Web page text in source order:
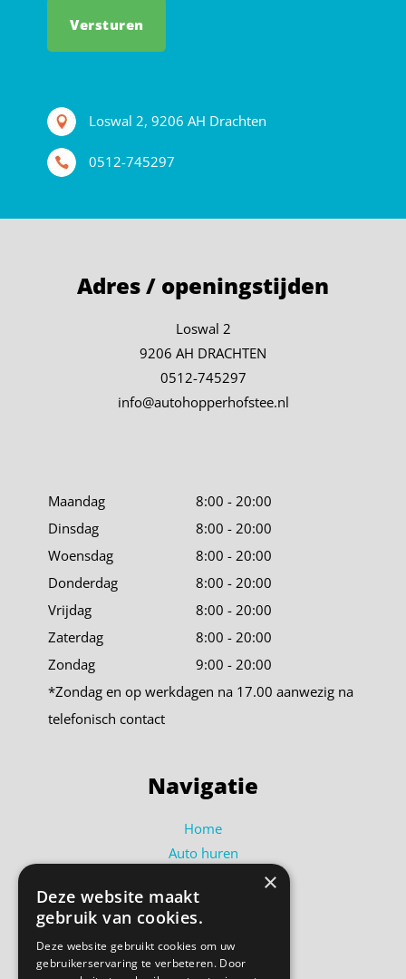
Loswal 2, 9206 AH Drachten
0512-745297
Adres / openingstijden
Loswal 2
9206 AH DRACHTEN
0512-745297
info@autohopperhofstee.nl
Maandag
8:00 - 20:00
Dinsdag
8:00 - 20:00
Woensdag
8:00 - 20:00
Donderdag
8:00 - 20:00
Vrijdag
8:00 - 20:00
Zaterdag
8:00 - 20:00
Zondag
9:00 - 20:00
*Zondag en op werkdagen na 17.00 aanwezig na
telefonisch contact
Navigatie
Home
Auto huren
Shortlease
Over ons
Contact
×
Deze website maakt
gebruik van cookies.
Deze website gebruikt cookies om uw
gebruikerservaring te verbeteren. Door